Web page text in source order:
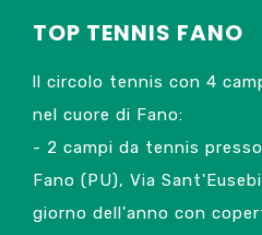
TOP TENNIS FANO
ll circolo tennis con 4
nel cuore di Fano:
- 2 campi da tennis
Fano (PU), Via
giorno dell'anno con